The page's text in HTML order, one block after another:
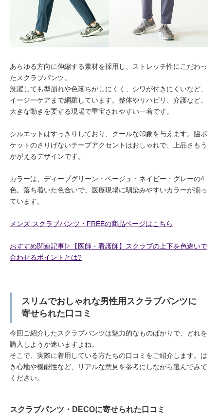
あらゆる方向に伸縮する素材を採用し、ストレッチ性にこだわっ
たスクラブパンツ。
洗濯しても型崩れや色落ちがしにくく、シワが付きにくいなど、
イージーケアまで網羅しています。整体やリハビリ、介護など、
大きな動きを要する現場で重宝されやすい一着です。
シルエットはすっきりしており、クールな印象を与えます。脇ポ
ケットのさりげないテープアクセントはおしゃれで、上品さもう
かがえるデザインです。
カラーは、ディープグリーン・ベージュ・ネイビー・グレーの4
色。落ち着いた色合いで、医療現場に馴染みやすいカラーが揃っ
ています。
メンズ:スクラブパンツ・FREEの商品ページはこちら
おすすめ関連記事▷【医師・看護師】スクラブの上下を色違いで
合わせるポイントとは?
スリムでおしゃれな男性用スクラブパンツに
寄せられた口コミ
今回ご紹介したスクラブパンツは魅力的なものばかりで、どれを
購入しようか迷いますよね。
そこで、実際に着用している方たちの口コミをご紹介します。は
き心地や機能性など、リアルな意見を参考にしながら選んでみて
ください。
スクラブパンツ・DECOに寄せられた口コミ